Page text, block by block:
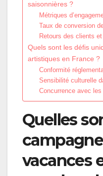
saisonnières ?
Métriques
Taux de conversion
Retours des clients
Quels sont les défis
artistiques en France ?
Conformité
Sensibilité culturelle
Concurrence avec
Quelles
vacances